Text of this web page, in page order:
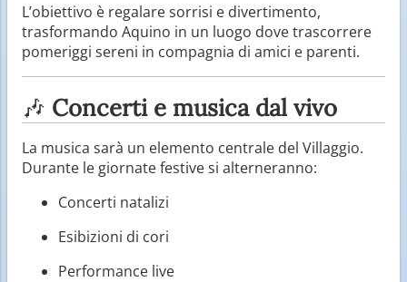
L’obiettivo è regalare sorrisi e divertimento,
trasformando Aquino in un luogo dove trascorrere
pomeriggi sereni in compagnia di amici e parenti.
🎶 Concerti e musica dal vivo
La musica sarà un elemento centrale del Villaggio.
Durante le giornate festive si alterneranno:
Concerti natalizi
Esibizioni di cori
Performance live